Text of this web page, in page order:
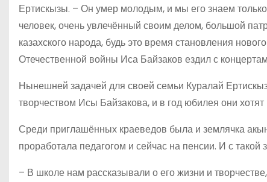
Ертискызы. – Он умер молодым, и мы его знаем
человек, очень увлечённый своим делом, большой
казахского народа, будь это время становления
Отечественной войны Иса Байзаков ездил с
Нынешней задачей для своей семьи Куралай
творчеством Исы Байзакова, и в год юбилея они
Среди приглашённых краеведов была и землячка
проработала педагогом и сейчас на пенсии. И с такой
– В школе нам рассказывали о его жизни и